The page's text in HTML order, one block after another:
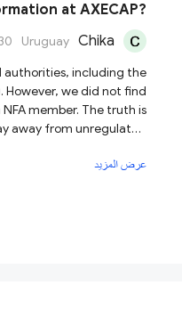
at AXECAP?
Chika
Uruguay
authorities, including the
However, we did not find
member. The truth is
away from unregulated
عرض المزيد